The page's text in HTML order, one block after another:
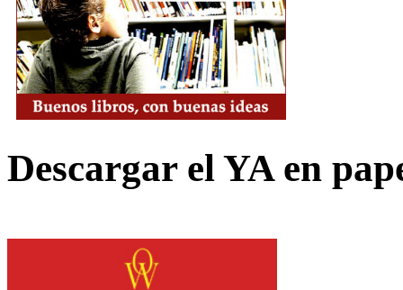
Descargar el YA en